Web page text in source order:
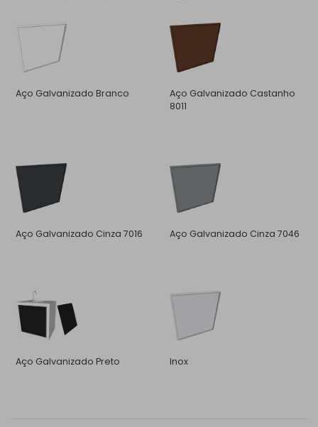
Aço Galvanizado Branco
Aço Galvanizado Castanho
8011
Aço Galvanizado Cinza 7016 Aço Galvanizado Cinza 7046
Aço Galvanizado Preto Inox